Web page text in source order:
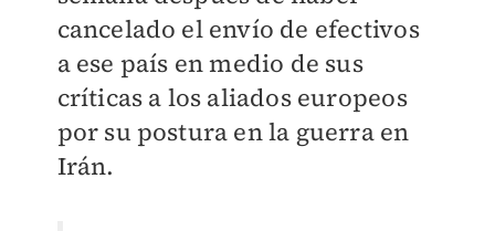
cancelado el envío de efectivos
a ese país en medio de sus
críticas a los aliados europeos
por su postura en la guerra en
Irán.